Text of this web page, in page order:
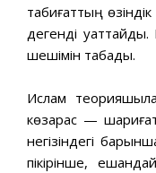
табиғаттың
дегенді
шешімін табады.
Ислам
көзқарас —
негізіндегі
пікірінше,